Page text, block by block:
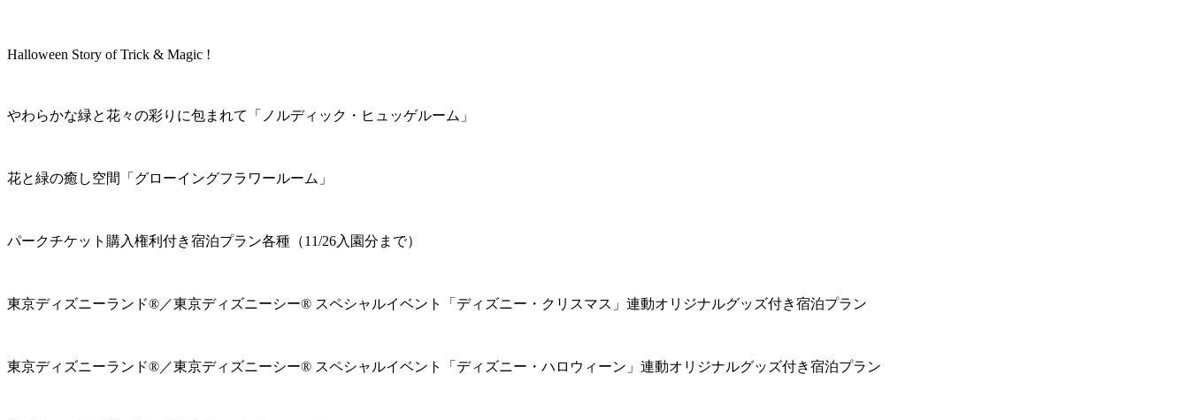
Halloween Story of Trick & Magic !
やわらかな緑と花々の彩りに包まれて「ノルディック・ヒュッゲルーム」
花と緑の癒し空間「グローイングフラワールーム」
パークチケット購入権利付き宿泊プラン各種（11/26入園分まで）
東京ディズニーランド®／東京ディズニーシー® スペシャルイベント「ディズニー・クリスマス」連動オリジナルグッズ付き宿泊プラン
東京ディズニーランド®／東京ディズニーシー® スペシャルイベント「ディズニー・ハロウィーン」連動オリジナルグッズ付き宿泊プラン